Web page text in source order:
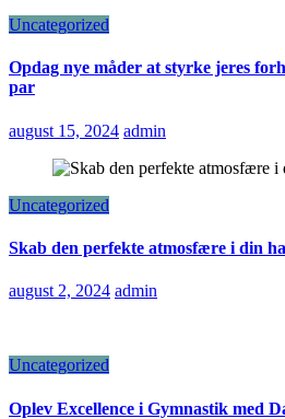
Uncategorized
Opdag nye måder at styrke jeres
par
august 15, 2024 admin
Uncategorized
Skab den perfekte atmosfære i din
august 2, 2024 admin
Uncategorized
Oplev Excellence i Gymnastik med